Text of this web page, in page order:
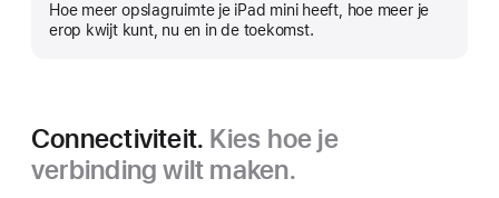
Hoe meer opslagruimte je iPad mini heeft, hoe meer je
erop kwijt kunt, nu en in de toekomst.
Connectiviteit. Kies hoe je
verbinding wilt maken.